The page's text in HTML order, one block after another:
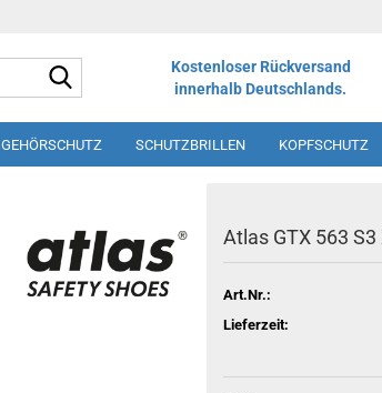
Kostenloser Rückversand
innerhalb Deutschlands.
GEHÖRSCHUTZ SCHUTZBRILLEN KOPFSCHUTZ
Atlas GTX 563
Art.Nr.:
Lieferzeit: